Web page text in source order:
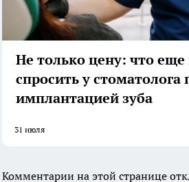
Не только цену: что
спросить у стоматолога
имплантацией зуба
31 июля
Комментарии на этой странице